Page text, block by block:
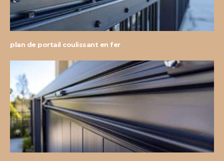
plan de portail coulissant en fer